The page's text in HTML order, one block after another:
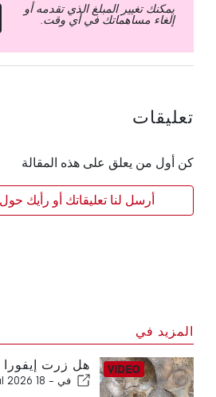
يمكنك تغيير المبلغ الذي تقدمه أو
إلغاء مساهماتك في أي وقت.
تعليقات
كن أول من يعلق على هذه المقالة
أرسل لنا تعليقاتك أو رأيك
المزيد في
هل زرت
في - 18 Jul 2026